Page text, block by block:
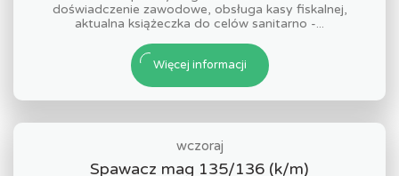
doświadczenie zawodowe, obsługa kasy fiskalnej,
aktualna książeczka do celów sanitarno -...
Więcej informacji
wczoraj
Spawacz mag 135/136 (k/m)